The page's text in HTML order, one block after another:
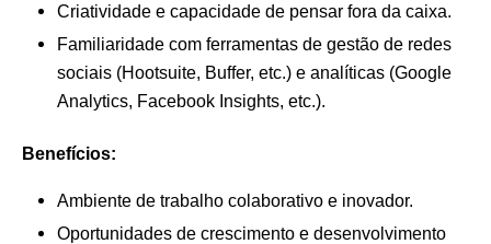
Criatividade e capacidade de pensar fora da caixa.
Familiaridade com ferramentas de gestão de redes
sociais (Hootsuite, Buffer, etc.) e analíticas (Google
Analytics, Facebook Insights, etc.).
Benefícios:
Ambiente de trabalho colaborativo e inovador.
Oportunidades de crescimento e desenvolvimento